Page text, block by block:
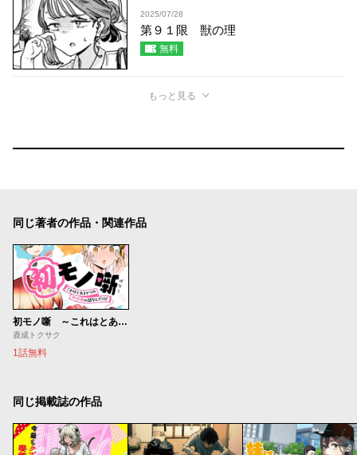
2025/07/28
第９１限 獣の理
無料
もっと見る
同じ著者の作品・関連作品
初モノ噺 ～これはとあるヤツの初体験の話なんだけど～
鹿成トクサク
1話無料
同じ掲載誌の作品